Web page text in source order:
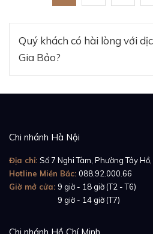
Quý khách có hài lòng với
Gia Bảo?
Chi nhánh Hà Nội
Địa chỉ: Số 7 Nghi Tàm, Phường Tây Hồ,
Hotline Miền Bắc: 088.92.000.66
Giờ mở cửa: 9 giờ - 18 giờ (T2 - T6)
9 giờ - 14 giờ (T7)